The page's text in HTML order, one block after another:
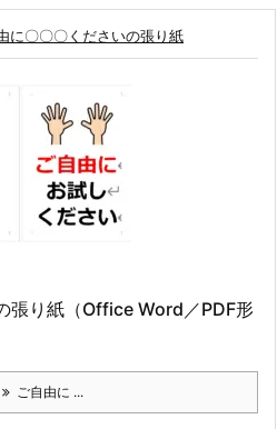
に〇〇〇くださいの張り紙
張り紙（Office Word／PDF形
ご自由に ...